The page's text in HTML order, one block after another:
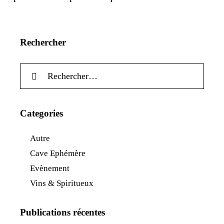
Rechercher
Categories
Autre
Cave Ephémère
Evènement
Vins & Spiritueux
Publications récentes